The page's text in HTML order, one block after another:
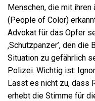
Menschen, die mit ihren
(People of Color)
Advokat für das Opfer
‚Schutzpanzer’, den
Situation zu gefährlich
Polizei. Wichtig ist:
Lasst es nicht zu, dass
erhebt die Stimme für